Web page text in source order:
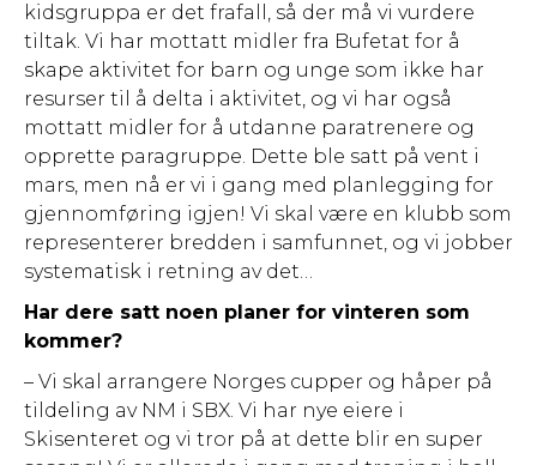
kidsgruppa er det frafall, så der må vi vurdere
tiltak. Vi har mottatt midler fra Bufetat for å
skape aktivitet for barn og unge som ikke har
resurser til å delta i aktivitet, og vi har også
mottatt midler for å utdanne paratrenere og
opprette paragruppe. Dette ble satt på vent i
mars, men nå er vi i gang med planlegging for
gjennomføring igjen! Vi skal være en klubb som
representerer bredden i samfunnet, og vi jobber
systematisk i retning av det…
Har dere satt noen planer for vinteren som
kommer?
– Vi skal arrangere Norges cupper og håper på
tildeling av NM i SBX. Vi har nye eiere i
Skisenteret og vi tror på at dette blir en super